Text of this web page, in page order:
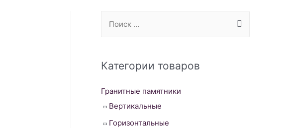
r
h
o
Категории товаров
Гранитные памятники
Вертикальные
Горизонтальные